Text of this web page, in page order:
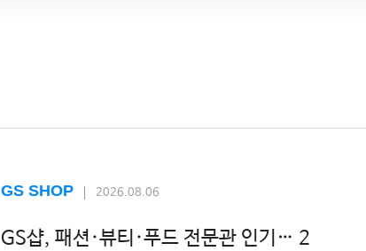
GS SHOP 2026.08.06
GS샵, 패션·뷰티·푸드 전문관 인기… 2